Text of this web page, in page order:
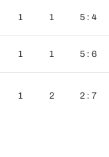
1 1 5 : 4
1 1 5 : 6
1 2 2 : 7